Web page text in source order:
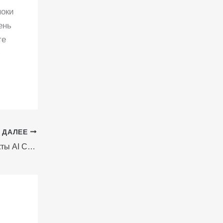
ДАЛЕЕ
Сюрприз в пупке: Настройте эффекты AI Cumshot под ваш любимый фетиш